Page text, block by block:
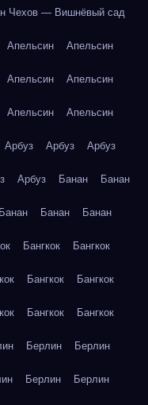
Чехов — Вишнёвый сад
Апельсин Апельсин
Апельсин Апельсин
Апельсин Апельсин
Арбуз Арбуз Арбуз
Арбуз Банан Банан
Банан Банан Банан
Бангкок Бангкок
Бангкок Бангкок
Бангкок Бангкок
Берлин Берлин
Берлин Берлин